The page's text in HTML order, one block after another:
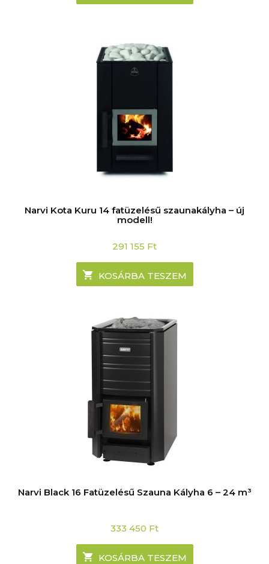
Narvi Kota Kuru 14 fatüzelésű szaunakályha – új
modell!
291 155 Ft
KOSÁRBA TESZEM
Narvi Black 16 Fatüzelésű Szauna Kályha 6 – 24 m³
333 450 Ft
KOSÁRBA TESZEM